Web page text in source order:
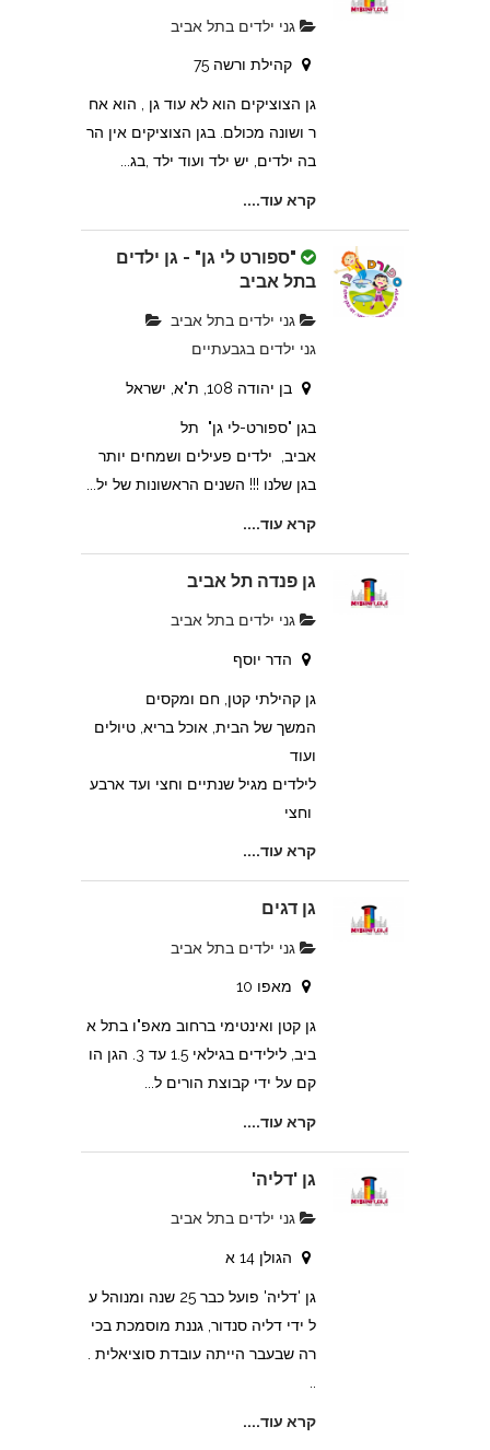
גני ילדים בתל אביב
קהילת ורשה 75
גן הצוציקים הוא לא עוד גן , הוא אח
ר ושונה מכולם. בגן הצוציקים אין הר
בה ילדים, יש ילד ועוד ילד ,בג...
קרא עוד....
"ספורט לי גן" - גן ילדים
בתל אביב
גני ילדים בתל אביב
גני ילדים בגבעתיים
בן יהודה 108, ת"א, ישראל
בגן "ספורט-לי גן" תל
אביב, ילדים פעילים ושמחים יותר
בגן שלנו !!! השנים הראשונות של יל...
קרא עוד....
גן פנדה תל אביב
גני ילדים בתל אביב
הדר יוסף
גן קהילתי קטן, חם ומקסים
המשך של הבית, אוכל בריא, טיולים
ועוד
לילדים מגיל שנתיים וחצי ועד ארבע
וחצי
קרא עוד....
גן דגים
גני ילדים בתל אביב
מאפו 10
גן קטן ואינטימי ברחוב מאפ"ו בתל א
ביב, לילידים בגילאי 1.5 עד 3. הגן הו
קם על ידי קבוצת הורים ל...
קרא עוד....
גן 'דליה'
גני ילדים בתל אביב
הגולן 14 א
גן 'דליה' פועל כבר 25 שנה ומנוהל ע
ל ידי דליה סנדור, גננת מוסמכת בכי
רה שבעבר הייתה עובדת סוציאלית .
קרא עוד....